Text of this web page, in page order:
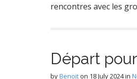
rencontres avec les
Départ
byBenoiton 18 July 2024in